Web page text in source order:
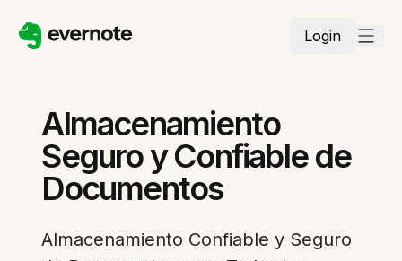
Login
Almacenamiento
Seguro y Confiable de
Documentos
Almacenamiento Confiable y Seguro